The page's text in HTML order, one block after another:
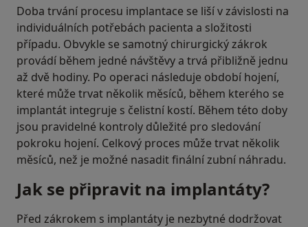
Doba trvání procesu implantace se liší v závislosti na
individuálních potřebách pacienta a složitosti
případu. Obvykle se samotný chirurgický zákrok
provádí během jedné návštěvy a trvá přibližně jednu
až dvě hodiny. Po operaci následuje období hojení,
které může trvat několik měsíců, během kterého se
implantát integruje s čelistní kostí. Během této doby
jsou pravidelné kontroly důležité pro sledování
pokroku hojení. Celkový proces může trvat několik
měsíců, než je možné nasadit finální zubní náhradu.
Jak se připravit na implantáty?
Před zákrokem s implantáty je nezbytné dodržovat